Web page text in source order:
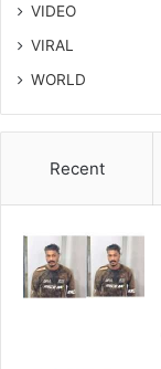
VIDEO
VIRAL
WORLD
Recent